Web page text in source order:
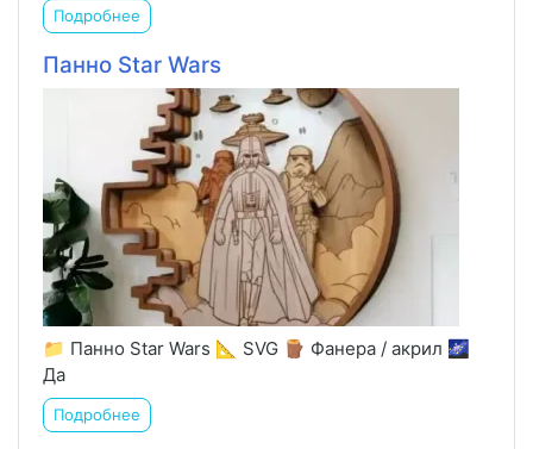
Подробнее
Панно Star Wars
📁 Панно Star Wars 📐 SVG 🪵 Фанера / акрил 🌌
Да
Подробнее